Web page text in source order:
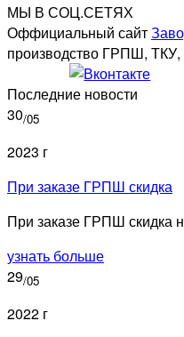
МЫ В СОЦ.СЕТЯХ
Оффициальный сайт
производство ГРПШ,
Последние новости
30/05
2023 г
При заказе ГРПШ скидка
При заказе ГРПШ скидка
узнать больше
29/05
2022 г